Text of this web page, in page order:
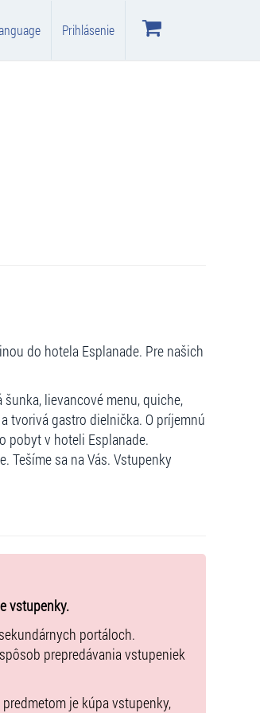
Prihlásenie
do hotela Esplanade. Pre našich
lievancové menu, quiche,
tvorivá gastro dielnička. O príjemnú
pobyt v hoteli Esplanade.
Tešíme sa na Vás. Vstupenky
vstupenky.
portáloch.
prepredávania vstupeniek
je kúpa vstupenky,